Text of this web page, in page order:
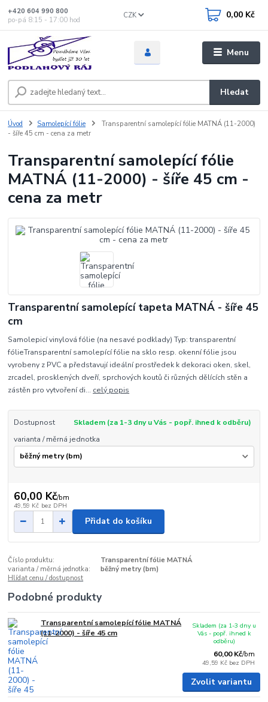
Menu
CZK
Hledat
+420 604 990 800
po-pá 8:15 - 17:00 hod
0,00 Kč
Úvod Samolepící fólie
Transparentní samolepící fólie MATNÁ (11-2000)
- šíře 45 cm - cena za metr
Transparentní samolepící fólie
MATNÁ (11-2000) - šíře 45 cm -
cena za metr
Transparentní samolepící tapeta MATNÁ - šíře 45
cm
Samolepicí vinylová fólie (na nesavé podklady) Typ: transparentní
fólieTransparentní samolepící fólie na sklo resp. okenní fólie jsou
vyrobeny z PVC a představují ideální prostředek k dekoraci oken, skel,
zrcadel, prosklených dveří, sprchových koutů či různých dělících stěn a
zástěn pro vytvoření di... celý popis
Dostupnost
Skladem (za 1-3 dny u Vás - popř. ihned k odběru)
varianta / měrná jednotka
60,00 Kč/bm
49,59 Kč bez DPH
Přidat do košíku
Číslo produktu:
Transparentní fólie MATNÁ
varianta / měrná jednotka:
běžný metry (bm)
Hlídat cenu / dostupnost
Podobné produkty
Transparentní samolepící fólie MATNÁ
(11-2000) - šíře 45 cm
60,00 Kč/bm
49,59 Kč bez DPH
Skladem (za 1-3 dny u
Vás - popř. ihned k
odběru)
Zvolit variantu